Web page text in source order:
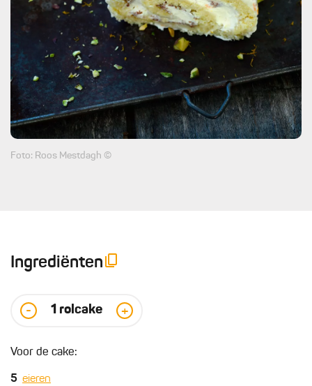
Foto: Roos Mestdagh ©
Ingrediënten
- 1 rolcake +
Voor de cake:
5 eieren